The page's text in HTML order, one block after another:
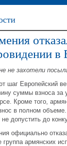
в
не захотели
шаг Европейский
суммы взноса за
Кроме того,
в полном
не допустить до
официально
группа армянских